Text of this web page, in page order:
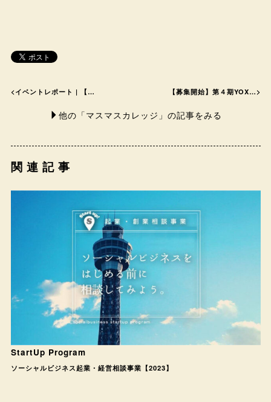
< イベントレポート | 【… 【募集開始】第４期YOX… >
他の「マスマスカレッジ」の記事をみる
関連記事
StartUp Program
ソーシャルビジネス起業・経営相談事業【2023】